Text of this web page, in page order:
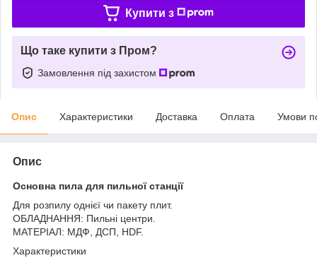
Купити з
Що таке купити з Пром?
Замовлення під захистом
Опис Характеристики Доставка Оплата Умови
Опис
Основна пила для пильної станції
Для розпилу однієї чи пакету плит.
ОБЛАДНАННЯ: Пильні центри.
МАТЕРІАЛ: МДФ, ДСП, HDF.
Характеристики